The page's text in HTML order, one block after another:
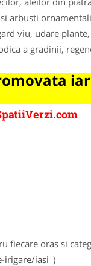
arbusti
viu, udare
a gradinii,
fiecare oras si
irigare/iasi )